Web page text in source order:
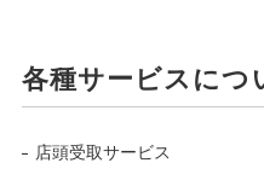
各種サービスにつ
店頭受取サービス